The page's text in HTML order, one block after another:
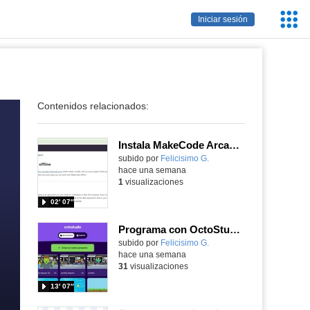
Iniciar sesión
Contenidos relacionados:
Instala MakeCode Arcade offline para programar grandes juegos sin necesidad de Internet
Contenido educativo.
subido por Felicisimo G.
02′ 07″
hace una semana
1 visualizaciones
Programa con OctoStudio, un juego de disparos contra Zombies con un cargador basado en el House of the dead
Contenido educativo.
subido por Felicisimo G.
13′ 07″
hace una semana
31 visualizaciones